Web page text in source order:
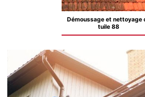
Démoussage et nettoyage
tuile 88